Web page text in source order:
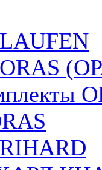
ORAS